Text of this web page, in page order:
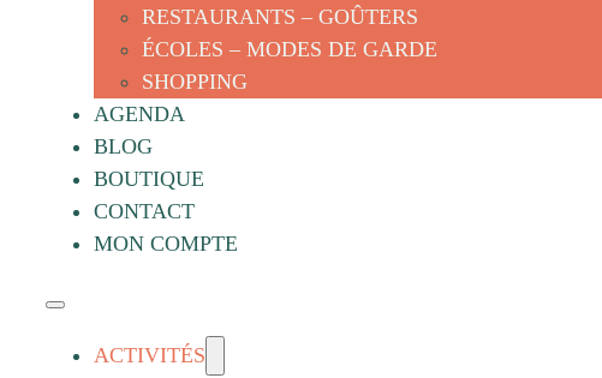
RESTAURANTS – GOÛTERS
ÉCOLES – MODES DE GARDE
SHOPPING
AGENDA
BLOG
BOUTIQUE
CONTACT
MON COMPTE
ACTIVITÉS